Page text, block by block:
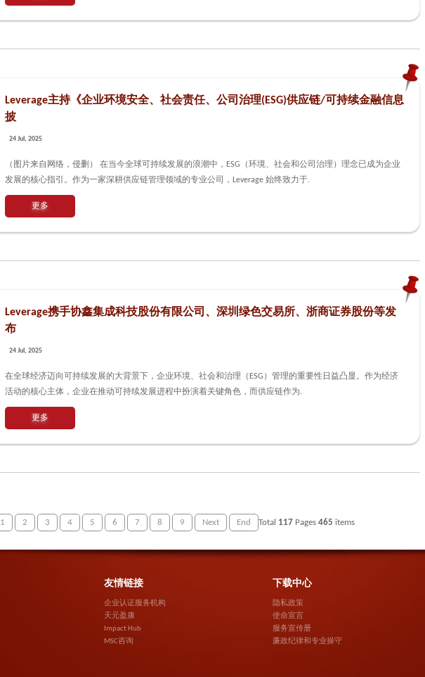
Leverage主持《企业环境安全、社会责任、公司治理(ESG)供应链/可持续金融信息
披
24 Jul, 2025
（图片来自网络，侵删） 在当今全球可持续发展的浪潮中，ESG（环境、社会和公司治理）理念已成为企业
发展的核心指引。作为一家深耕供应链管理领域的专业公司，Leverage 始终致力于.
更多
Leverage携手协鑫集成科技股份有限公司、深圳绿色交易所、浙商证券股份等发
布
24 Jul, 2025
在全球经济迈向可持续发展的大背景下，企业环境、社会和治理（ESG）管理的重要性日益凸显。作为经济
活动的核心主体，企业在推动可持续发展进程中扮演着关键角色，而供应链作为.
更多
1 2 3 4 5 6 7 8 9 Next End Total 117 Pages 465 items
友情链接
企业认证服务机构
天元盈康
Impact Hub
MSC咨询
下载中心
隐私政策
使命宣言
服务宣传册
廉政纪律和专业操守